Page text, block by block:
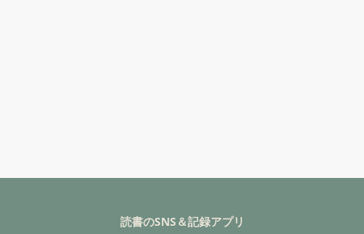
読書のSNS＆記録アプリ